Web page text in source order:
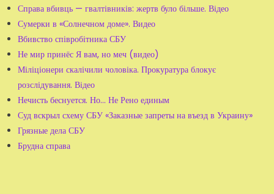
Справа вбивць — гвалтівників: жертв було більше. Відео
Сумерки в «Солнечном доме». Видео
Вбивство співробітника СБУ
Не мир принёс Я вам, но меч (видео)
Міліціонери скалічили чоловіка. Прокуратура блокує
розслідування. Відео
Нечисть беснуется. Но... Не Рено единым
Суд вскрыл схему СБУ «Заказные запреты на въезд в Украину»
Грязные дела СБУ
Брудна справа